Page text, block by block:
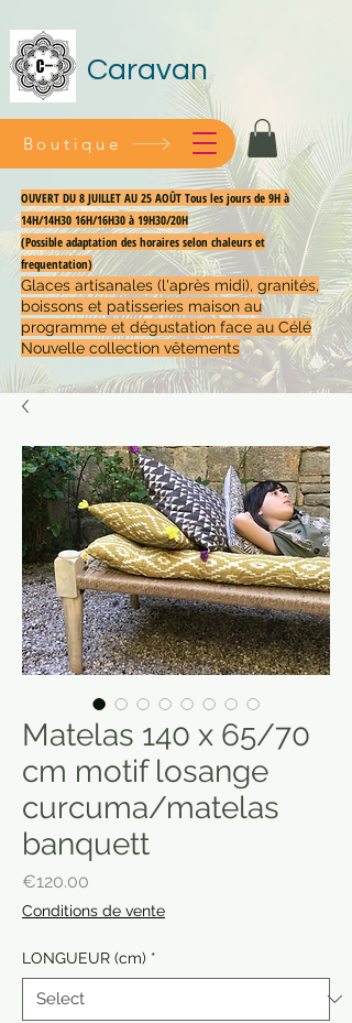
Caravan
OUVERT DU 8 JUILLET AU 25 AOÛT Tous les jours de 9H à
14H/14H30 16H/16H30 à 19H30/20H
(Possible adaptation des horaires selon chaleurs et
frequentation)
Glaces artisanales (l'après midi), granités,
boissons et patisseries maison au
programme et dégustation face au Célé
Nouvelle collection vêtements
Boutique
Matelas 140 x 65/70
cm motif losange
curcuma/matelas
banquett
€120.00
Conditions de vente
LONGUEUR (cm) *